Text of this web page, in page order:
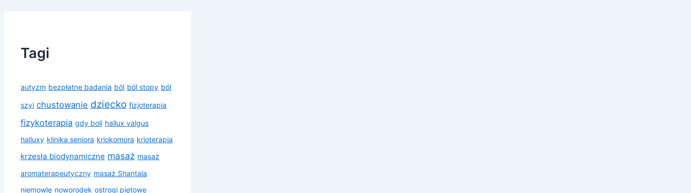
Tagi
autyzm bezpłatne badania ból ból stopy ból
szyi chustowanie dziecko fizjoterapia
fizykoterapia gdy boli hallux valgus
halluxy klinika seniora kriokomora krioterapia
krzesła biodynamiczne masaż masaż
aromaterapeutyczny masaż Shantala
niemowlę noworodek ostrogi piętowe